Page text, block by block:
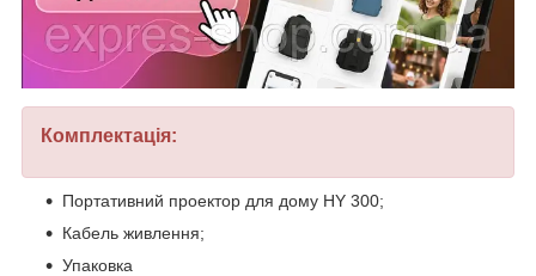
Комплектація:
Портативний проектор для дому HY 300;
Кабель живлення;
Упаковка